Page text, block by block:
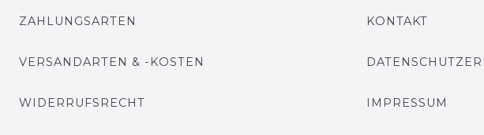
ZAHLUNGSARTEN
VERSANDARTEN & -KOSTEN
WIDERRUFSRECHT
KONTAKT
IMPRESSUM